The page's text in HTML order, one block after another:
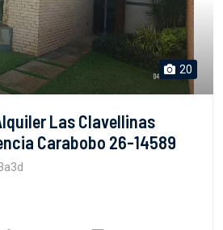
20
Las Clavellinas
Carabobo 26-14589